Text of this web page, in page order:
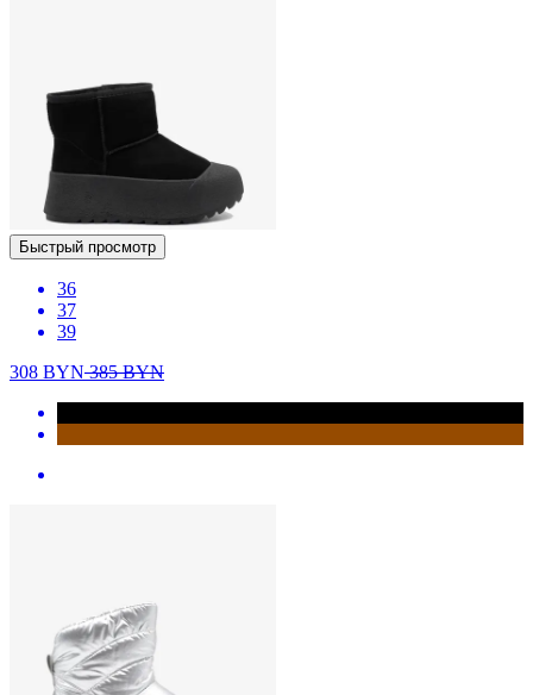
Быстрый просмотр
36
37
39
308 BYN385BYN